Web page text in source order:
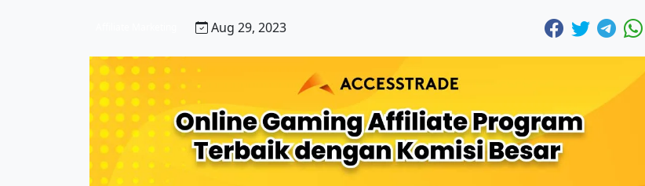
Aug 29, 2023
Cara Bikin Board Pinterest yang
Terorganisir Biar Produk Affiliate
Gampang Ditemukan
Jul 23, 2026